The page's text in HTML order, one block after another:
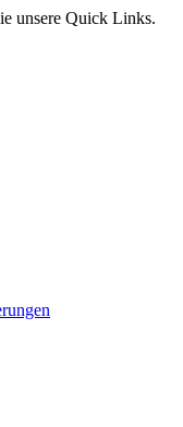
unsere Quick Links.